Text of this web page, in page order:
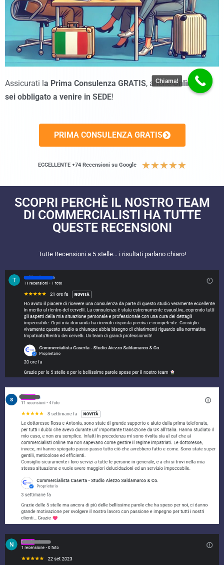
Assicurati la Prima Consulenza GRATIS, ancheOnline non
sei obbligato a venire in SEDE!
PRIMA CONSULENZA GRATIS
ECCELLENTE +74 Recensioni su Google ★★★★★
SCOPRI PERCHÈ IL NOSTRO TEAM
DI COMMERCIALISTI HA TUTTE
QUESTE RECENSIONI​
Tutte Recensioni a 5 stelle… i risultati parlano chiaro!
Chiama!